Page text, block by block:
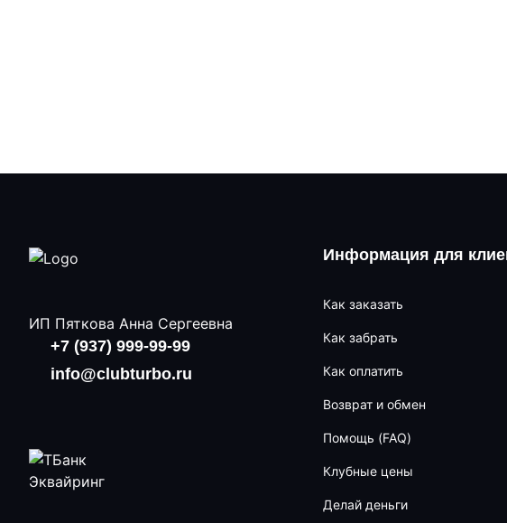
ИП Пяткова Анна Сергеевна
+7 (937) 999-99-99
info@clubturbo.ru
Информация для
Как заказать
Как забрать
Как оплатить
Возврат и обмен
Помощь (FAQ)
Клубные цены
Делай деньги